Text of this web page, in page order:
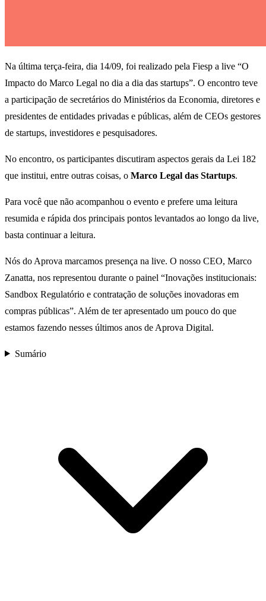
Na última terça-feira, dia 14/09, foi realizado pela Fiesp a live “O
Impacto do Marco Legal no dia a dia das startups”. O encontro teve
a participação de secretários do Ministérios da Economia, diretores e
presidentes de entidades privadas e públicas, além de CEOs gestores
de startups, investidores e pesquisadores.
No encontro, os participantes discutiram aspectos gerais da Lei 182
que institui, entre outras coisas, o Marco Legal das Startups.
Para você que não acompanhou o evento e prefere uma leitura
resumida e rápida dos principais pontos levantados ao longo da live,
basta continuar a leitura.
Nós do Aprova marcamos presença na live. O nosso CEO, Marco
Zanatta, nos representou durante o painel “Inovações institucionais:
Sandbox Regulatório e contratação de soluções inovadoras em
compras públicas”. Além de ter apresentado um pouco do que
estamos fazendo nesses últimos anos de Aprova Digital.
Sumário